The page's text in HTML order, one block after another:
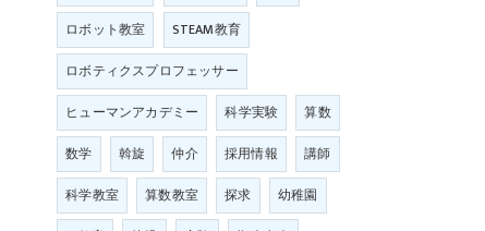
ロボット教室
STEAM教育
ロボティクスプロフェッサー
ヒューマンアカデミー
科学実験
算数
数学
斡旋 仲介 採用情報
講師
科学教室
算数教室 探求
幼稚園